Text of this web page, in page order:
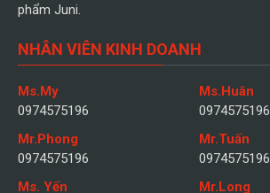
phẩm Juni.
NHÂN VIÊN KINH DOANH
Ms.My
0974575196
Ms.Huân
0974575196
Mr.Phong
0974575196
Mr.Tuấn
0974575196
Ms. Yến
Mr.Long